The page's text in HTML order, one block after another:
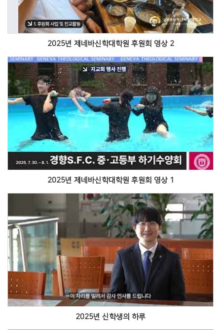
2025년 제네바신학대학원 후원회 영상 2
Views
2025년 제네바신학대학원 후원회 영상 1
Views
2025년 신학생의 하루